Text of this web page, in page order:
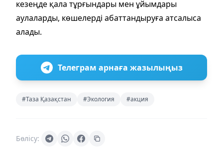
кезеңде қала тұрғындары мен ұйымдары
аулаларды, көшелерді абаттандыруға атсалыса
алады.
Телеграм арнаға жазылыңыз
#Таза Қазақстан #Экология #акция
Бөлісу: